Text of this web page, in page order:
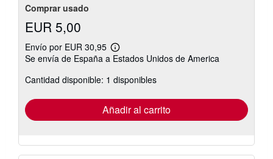
Comprar usado
EUR 5,00
Envío por EUR 30,95
Más
información
las
tarifas
envío
Se envía de España a Estados Unidos de America
Cantidad disponible: 1 disponibles
Añadir al carrito